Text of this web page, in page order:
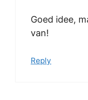
Goed idee,
van!
Reply